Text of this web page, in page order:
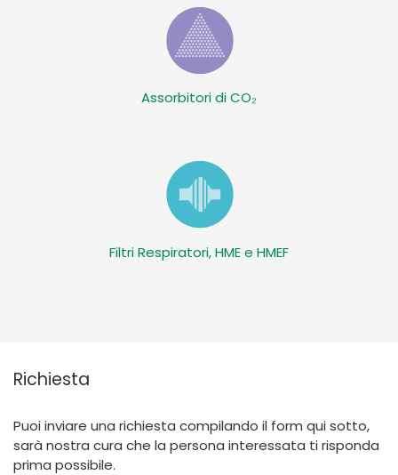
Assorbitori di CO₂
Filtri Respiratori, HME e HMEF
Richiesta
Puoi inviare una richiesta compilando il form qui sotto,
sarà nostra cura che la persona interessata ti risponda
prima possibile.